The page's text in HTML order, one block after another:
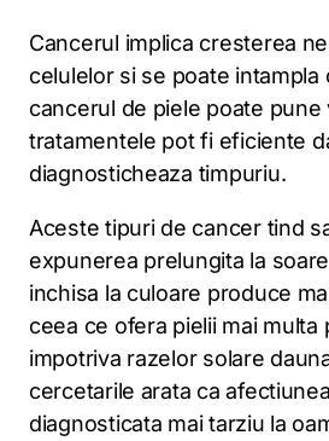
Cancerul implica cresterea
celulelor si se poate intampla
cancerul de piele poate pune
tratamentele pot fi eficiente
diagnosticheaza timpuriu.
Aceste tipuri de cancer tind
expunerea prelungita la
inchisa la culoare produce
ceea ce ofera pielii mai multa
impotriva razelor solare
cercetarile arata ca
diagnosticata mai tarziu la